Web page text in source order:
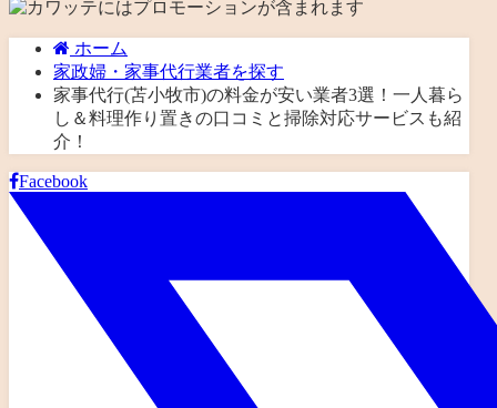
ホーム
家政婦・家事代行業者を探す
家事代行(苫小牧市)の料金が安い業者3選！一人暮ら
し＆料理作り置きの口コミと掃除対応サービスも紹
介！
Facebook